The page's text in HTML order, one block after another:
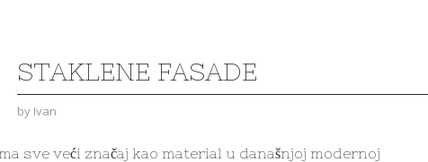
STAKLENE FASADE
by Ivan
sve veći značaj kao material u današnjoj modernoj